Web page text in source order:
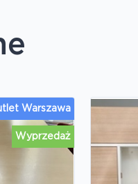
Wyprzedaż
Warszawa